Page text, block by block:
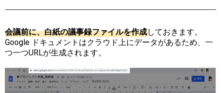
会議前に、白紙の議事録ファイルを作成しておきます。
Google ドキュメントはクラウド上にデータがあるため、一
つ一つURLが生成されます。